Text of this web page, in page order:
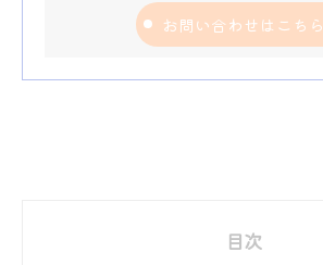
お問い合わせはこちら
目次